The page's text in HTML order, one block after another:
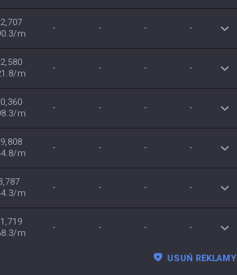
m
- - - -
m
- - - -
m
- - - -
m
- - - -
m
- - - -
m
- - - -
USUŃ REKLAMY